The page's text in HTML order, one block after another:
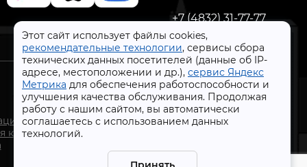
Этот сайт использует файлы cookies,
рекомендательные технологии, сервисы сбора
технических данных посетителей (данные об IP-
адресе, местоположении и др.), сервис Яндекс
Метрика для обеспечения работоспособности и
улучшения качества обслуживания. Продолжая
работу с нашим сайтом, вы автоматически
соглашаетесь с использованием данных
технологий.
+7 (4832) 31-77-77
к
СтройлоН 1998-2026 г.
Публичная оферта
Обработка персональных данных
Политика конфиденциальности сервисов Яндекс